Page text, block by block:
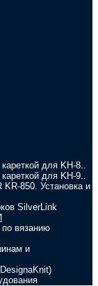
для KH-8..
для KH-9..
850. Установка и
SilverLink
по вязанию
и